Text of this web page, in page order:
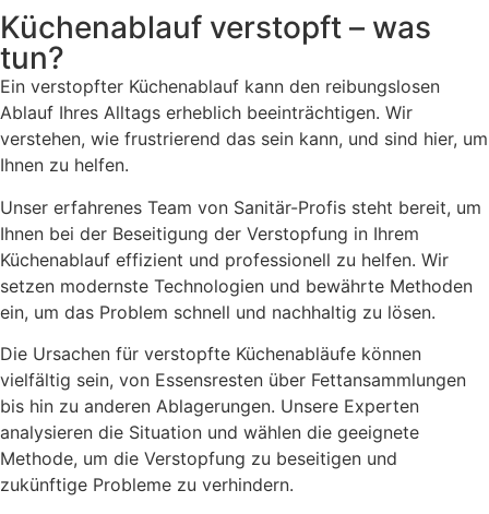
Küchenablauf verstopft – was
tun?
Ein verstopfter Küchenablauf kann den reibungslosen
Ablauf Ihres Alltags erheblich beeinträchtigen. Wir
verstehen, wie frustrierend das sein kann, und sind hier, um
Ihnen zu helfen.
Unser erfahrenes Team von Sanitär-Profis steht bereit, um
Ihnen bei der Beseitigung der Verstopfung in Ihrem
Küchenablauf effizient und professionell zu helfen. Wir
setzen modernste Technologien und bewährte Methoden
ein, um das Problem schnell und nachhaltig zu lösen.
Die Ursachen für verstopfte Küchenabläufe können
vielfältig sein, von Essensresten über Fettansammlungen
bis hin zu anderen Ablagerungen. Unsere Experten
analysieren die Situation und wählen die geeignete
Methode, um die Verstopfung zu beseitigen und
zukünftige Probleme zu verhindern.